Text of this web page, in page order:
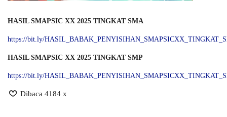
HASIL SMAPSIC XX 2025 TINGKAT SMA
https://bit.ly/
HASIL SMAPSIC XX 2025 TINGKAT SMP
https://bit.ly/
Dibaca 4184 x